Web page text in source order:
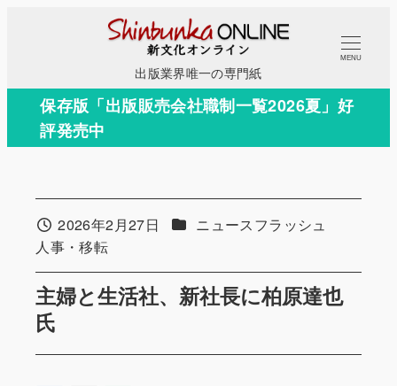
コ
テ
出版業界唯一の専門紙
MENU
保存版「出版販売会社職制一覧2026夏」好
評発売中
主婦と生活社、新社長に柏原達也
氏
投稿日2026年2月27日 カテゴリー
ニュースフラッシュ
カテゴリー
人事・移転